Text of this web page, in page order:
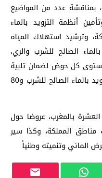
بمناقشة عدد من المواضيع
أنظمة التزويد بالماء
وترشيد استهلاك المياه
الصالح للشرب والري،
مستوى كل حوض لضمان تلبية
100 في المائة من احتياجات التزويد بالماء الصالح للشرب و80
بالمغرب، عروضا حول
مناطق المملكة، وكذا سير
المائي وتنميته وطنياً